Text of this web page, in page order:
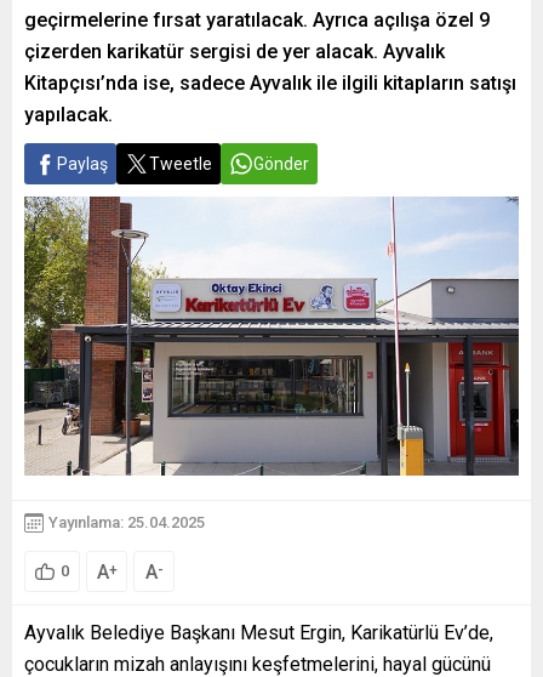
geçirmelerine fırsat yaratılacak. Ayrıca açılışa özel 9
çizerden karikatür sergisi de yer alacak. Ayvalık
Kitapçısı’nda ise, sadece Ayvalık ile ilgili kitapların satışı
yapılacak.
Paylaş Tweetle Gönder
Yayınlama: 25.04.2025
0 A+ A-
Ayvalık Belediye Başkanı Mesut Ergin, Karikatürlü Ev’de,
çocukların mizah anlayışını keşfetmelerini, hayal gücünü